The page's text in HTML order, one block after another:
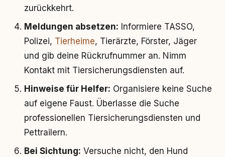
zurückkehrt.
Meldungen absetzen: Informiere TASSO,
Polizei, Tierheime, Tierärzte, Förster, Jäger
und gib deine Rückrufnummer an. Nimm
Kontakt mit Tiersicherungsdiensten auf.
Hinweise für Helfer: Organisiere keine Suche
auf eigene Faust. Überlasse die Suche
professionellen Tiersicherungsdiensten und
Pettrailern.
Bei Sichtung: Versuche nicht, den Hund